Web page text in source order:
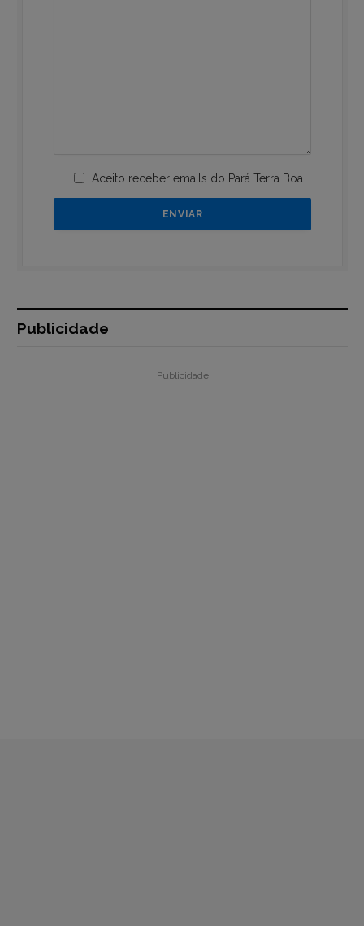
Aceito receber emails do Pará Terra Boa
Publicidade
Publicidade